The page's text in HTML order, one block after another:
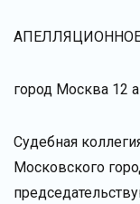
город Москва 12
Судебная
Московского